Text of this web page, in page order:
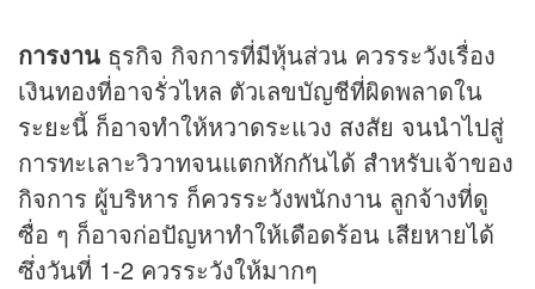
การงาน ธุรกิจ กิจการที่มีหุ้นส่วน ควรระวังเรื่อง
เงินทองที่อาจรั่วไหล ตัวเลขบัญชีที่ผิดพลาดใน
ระยะนี้ ก็อาจทำให้หวาดระแวง สงสัย จนนำไปสู่
การทะเลาะวิวาทจนแตกหักกันได้ สำหรับเจ้าของ
กิจการ ผู้บริหาร ก็ควรระวังพนักงาน ลูกจ้างที่ดู
ซื่อ ๆ ก็อาจก่อปัญหาทำให้เดือดร้อน เสียหายได้
ซึ่งวันที่ 1-2 ควรระวังให้มากๆ